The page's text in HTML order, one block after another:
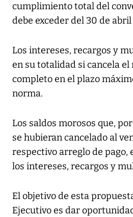
cumplimiento total del
debe exceder del 30 de abril
Los intereses, recargos y
en su totalidad si cancela
completo en el plazo
norma.
Los saldos morosos que,
se hubieran cancelado al
respectivo arreglo de pago,
los intereses, recargos y
El objetivo de esta
Ejecutivo es dar